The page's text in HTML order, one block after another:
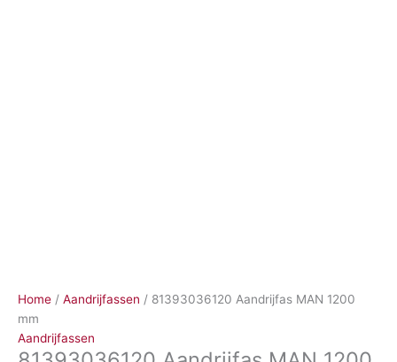
Home / Aandrijfassen / 81393036120 Aandrijfas MAN 1200
mm
Aandrijfassen